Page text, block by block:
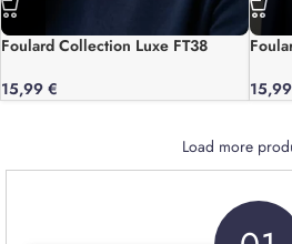
Foulard Collection Luxe FT38
15,99 €
15,99
Load more